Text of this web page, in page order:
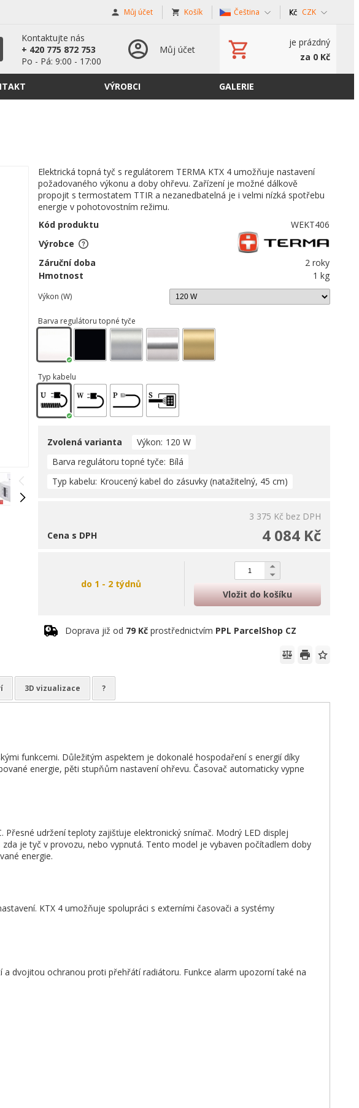
Můj účet Košík Čeština CZK
Kontaktujte nás
+ 420 775 872 753
Po - Pá: 9:00 - 17:00
Můj účet
je prázdný
za 0 Kč
VÝROBCI GALERIE
Elektrická topná tyč s regulátorem TERMA KTX 4 umožňuje nastavení
požadovaného výkonu a doby ohřevu. Zařízení je možné dálkově
propojit s termostatem TTIR a nezanedbatelná je i velmi nízká spotřebu
energie v pohotovostním režimu.
Kód produktu
WEKT406
Výrobce
Záruční doba
2 roky
Hmotnost
1 kg
Výkon (W)
Barva regulátoru topné tyče
Typ kabelu
Zvolená varianta Výkon 120 W
Barva regulátoru topné tyče Bílá
Typ kabelu Kroucený kabel do zásuvky (natažitelný, 45 cm)
3 375 Kč bez DPH
4 084 Kč
Cena s DPH
do 1 - 2 týdnů
Vložit do košíku
Doprava již od 79 Kč prostřednictvím PPL ParcelShop CZ
3D vizualizace ?
funkcemi. Důležitým aspektem je dokonalé hospodaření s energií díky
energie, pěti stupňům nastavení ohřevu. Časovač automaticky vypne
udržení teploty zajišťuje elektronický snímač. Modrý LED displej
je tyč v provozu, nebo vypnutá. Tento model je vybaven počítadlem doby
energie.
KTX 4 umožňuje spolupráci s externími časovači a systémy
a dvojitou ochranou proti přehřátí radiátoru. Funkce alarm upozorní také na